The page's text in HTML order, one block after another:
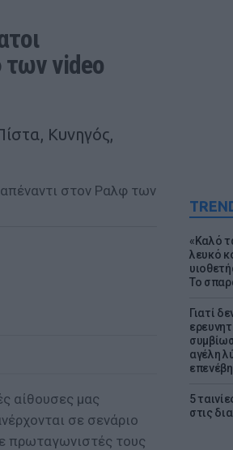
«Καλό
λευκό
Το
Γιατί
αγέλη
επενέβη
5
στις
των video
Κυνηγός,
αίθουσες μας
σε σενάριο
πρωταγωνιστές τους